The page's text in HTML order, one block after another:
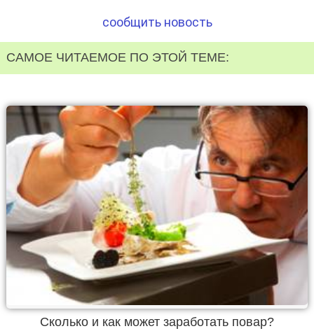
сообщить новость
САМОЕ ЧИТАЕМОЕ ПО ЭТОЙ ТЕМЕ:
Сколько и как может заработать повар?